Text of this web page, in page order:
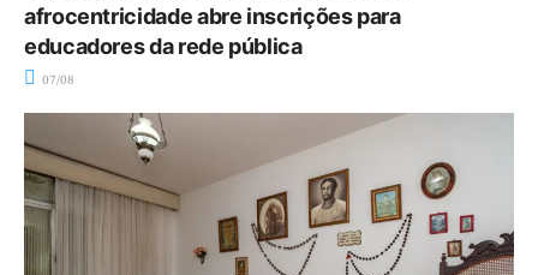
afrocentricidade abre inscrições para
educadores da rede pública
07/08